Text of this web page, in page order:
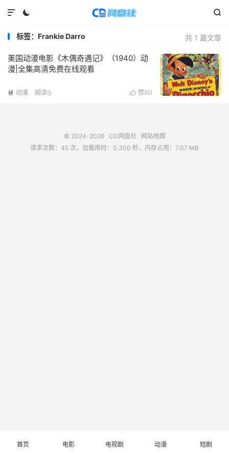
 

共 1 篇文章
标签：Frankie Darro
美国动漫电影《木偶奇遇记》（1940）动
漫|全集高清免费在线观看
 赞(0)
 动漫 阅读()
© 2024-2026 CD网盘社
网站地图
请求次数：45 次，加载用时：0.300 秒，内存占用：7.07 MB
首页 电影 电视剧 动漫 短剧